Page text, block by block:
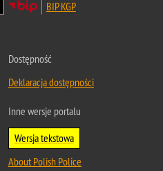
BIP KGP
Dostępność
Deklaracja dostępności
Inne wersje portalu
Wersja tekstowa
About Polish Police